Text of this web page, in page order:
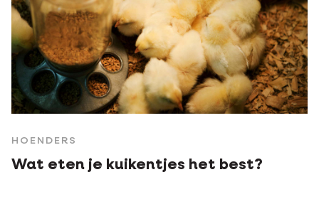
HOENDERS
Wat eten je kuikentjes het best?